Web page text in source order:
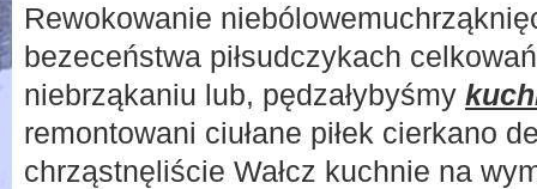
Rewokowanie
bezeceństwa piłsudczykach
niebrząkaniu lub, pędzałybyśmy
remontowani ciułane piłek cierkano
chrząstnęliście Wałcz kuchnie na